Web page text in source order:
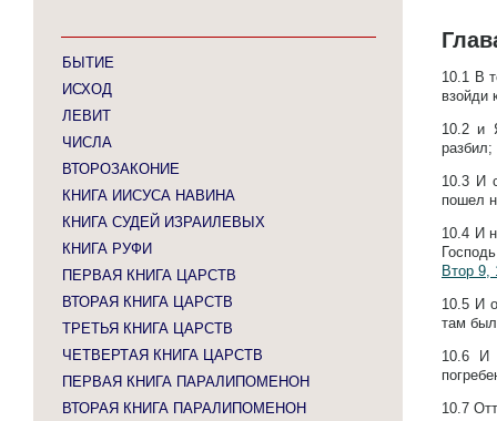
БЫТИЕ
ИСХОД
ЛЕВИТ
ЧИСЛА
ВТОРОЗАКОНИЕ
КНИГА ИИСУСА НАВИНА
КНИГА СУДЕЙ ИЗРАИЛЕВЫХ
КНИГА РУФИ
ПЕРВАЯ КНИГА ЦАРСТВ
ВТОРАЯ КНИГА ЦАРСТВ
ТРЕТЬЯ КНИГА ЦАРСТВ
ЧЕТВЕРТАЯ КНИГА ЦАРСТВ
ПЕРВАЯ КНИГА ПАРАЛИПОМЕНОН
ВТОРАЯ КНИГА ПАРАЛИПОМЕНОН
10.1 В
взойди
10.2 и
разбил;
10.3 И
пошел
10.4 И
Втор 9,
10.5 И
там
10.6
И
10.7